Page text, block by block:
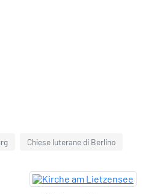
Chiese luterane di Berlino